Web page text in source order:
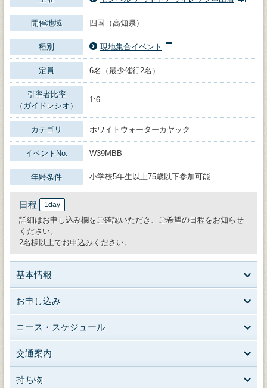
開催地域 四国（高知県）
種別 現地集合イベント
定員 6名（最少催行2名）
引率者比率
（ガイドレシオ）
1:6
カテゴリ ホワイトウォーターカヤック
イベントNo. W39MBB
年齢条件 小学校5年生以上75歳以下参加可能
日程 1day
詳細はお申し込み欄をご確認いただき、ご希望の日程をお知らせ
ください。
2名様以上でお申込みください。
基本情報
お申し込み
コース・スケジュール
交通案内
持ち物